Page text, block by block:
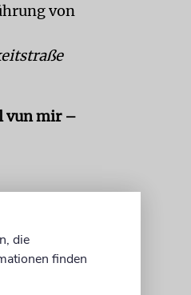
von
vun mir –
Der
die
finden